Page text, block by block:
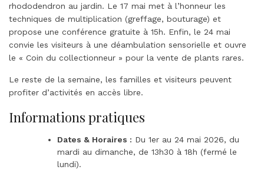
rhododendron au jardin. Le 17 mai met à l’honneur les
techniques de multiplication (greffage, bouturage) et
propose une conférence gratuite à 15h. Enfin, le 24 mai
convie les visiteurs à une déambulation sensorielle et ouvre
le « Coin du collectionneur » pour la vente de plants rares.
Le reste de la semaine, les familles et visiteurs peuvent
profiter d’activités en accès libre.
Informations pratiques
Dates & Horaires : Du 1er au 24 mai 2026, du
mardi au dimanche, de 13h30 à 18h (fermé le
lundi).